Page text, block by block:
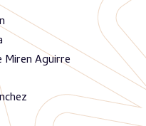
Miren Aguirre